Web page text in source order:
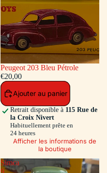
Peugeot 203 Bleu Pétrole
€20,00
Ajouter au panier
Retrait disponible à 115 Rue de
la Croix Nivert
Habituellement prête en
24 heures
Afficher les informations de
la boutique
Simca
9